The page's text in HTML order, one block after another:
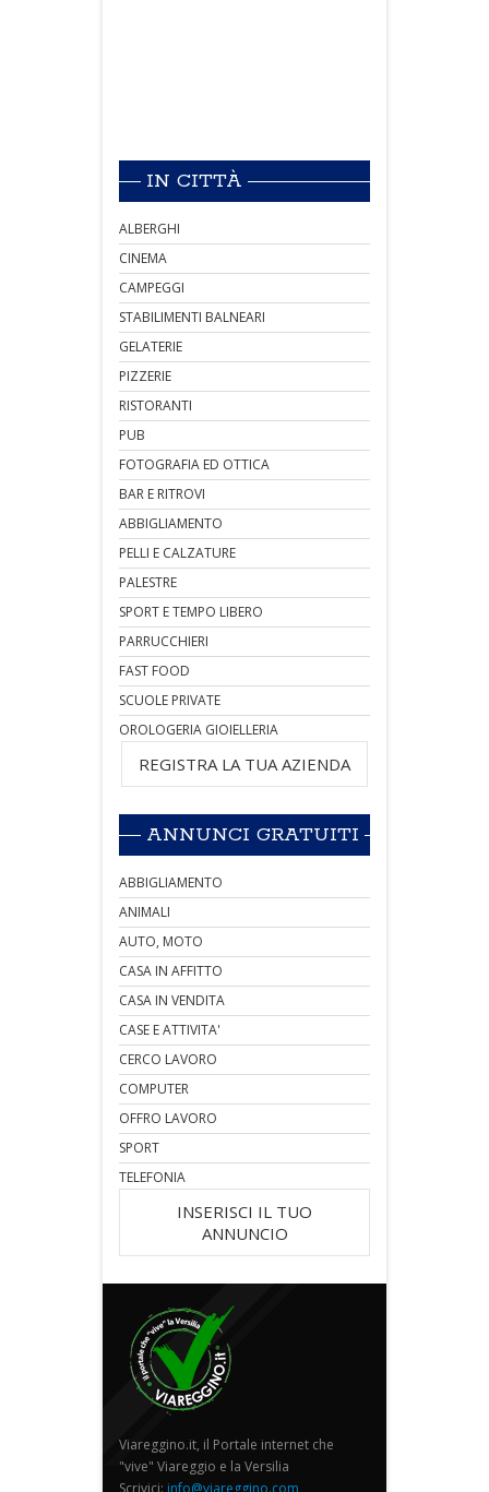
IN CITTÀ
ALBERGHI
CINEMA
CAMPEGGI
STABILIMENTI BALNEARI
GELATERIE
PIZZERIE
RISTORANTI
PUB
FOTOGRAFIA ED OTTICA
BAR E RITROVI
ABBIGLIAMENTO
PELLI E CALZATURE
PALESTRE
SPORT E TEMPO LIBERO
PARRUCCHIERI
FAST FOOD
SCUOLE PRIVATE
OROLOGERIA GIOIELLERIA
REGISTRA LA TUA AZIENDA
ANNUNCI GRATUITI
ABBIGLIAMENTO
ANIMALI
AUTO, MOTO
CASA IN AFFITTO
CASA IN VENDITA
CASE E ATTIVITA'
CERCO LAVORO
COMPUTER
OFFRO LAVORO
SPORT
TELEFONIA
INSERISCI IL TUO
ANNUNCIO
Viareggino.it, il Portale internet che
"vive" Viareggio e la Versilia
Scrivici: info@viareggino.com